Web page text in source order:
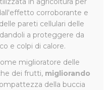
corroborante e
pareti cellulari delle
a proteggere da
e colpi di calore.
miglioratore delle
dei frutti, migliorando
della buccia